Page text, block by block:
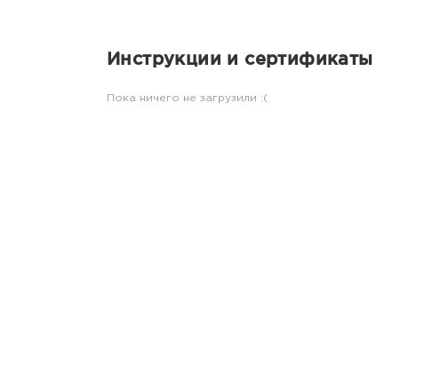
Инструкции и сертификаты
Пока ничего не загрузили :(